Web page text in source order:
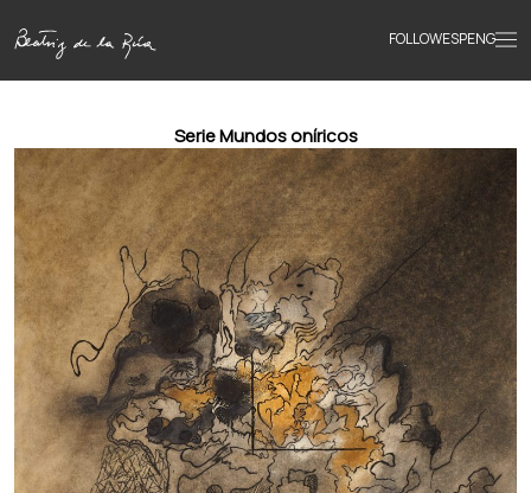
FOLLOWESPENG
Accueil
Œuvres
Textes
Biographie
Livres
Serie Mundos oníricos